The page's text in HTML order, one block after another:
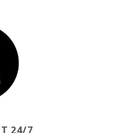
24/7